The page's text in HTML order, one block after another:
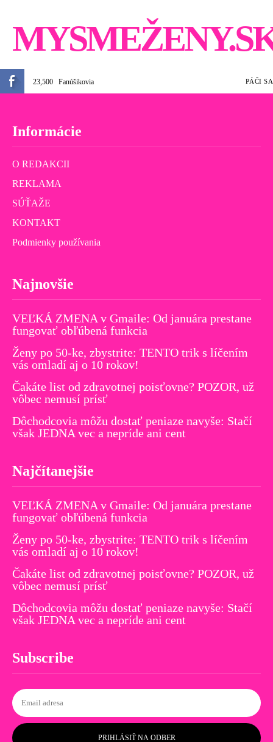
23,500 Fanúšikovia PÁČI SA
Informácie
O REDAKCII
REKLAMA
SÚŤAŽE
KONTAKT
Podmienky používania
Najnovšie
VEĽKÁ ZMENA v Gmaile: Od januára prestane
fungovať obľúbená funkcia
Ženy po 50-ke, zbystrite: TENTO trik s líčením
vás omladí aj o 10 rokov!
Čakáte list od zdravotnej poisťovne? POZOR, už
vôbec nemusí prísť
Dôchodcovia môžu dostať peniaze navyše: Stačí
však JEDNA vec a nepríde ani cent
Najčítanejšie
VEĽKÁ ZMENA v Gmaile: Od januára prestane
fungovať obľúbená funkcia
Ženy po 50-ke, zbystrite: TENTO trik s líčením
vás omladí aj o 10 rokov!
Čakáte list od zdravotnej poisťovne? POZOR, už
vôbec nemusí prísť
Dôchodcovia môžu dostať peniaze navyše: Stačí
však JEDNA vec a nepríde ani cent
Subscribe
PRIHLÁSIŤ NA ODBER